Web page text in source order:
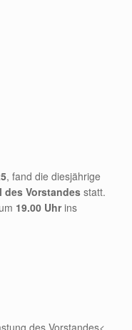
, fand die diesjährige
des Vorstandes statt.
19.00 Uhrins